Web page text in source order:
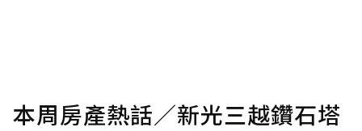
本周房產熱話／新光三越鑽石塔